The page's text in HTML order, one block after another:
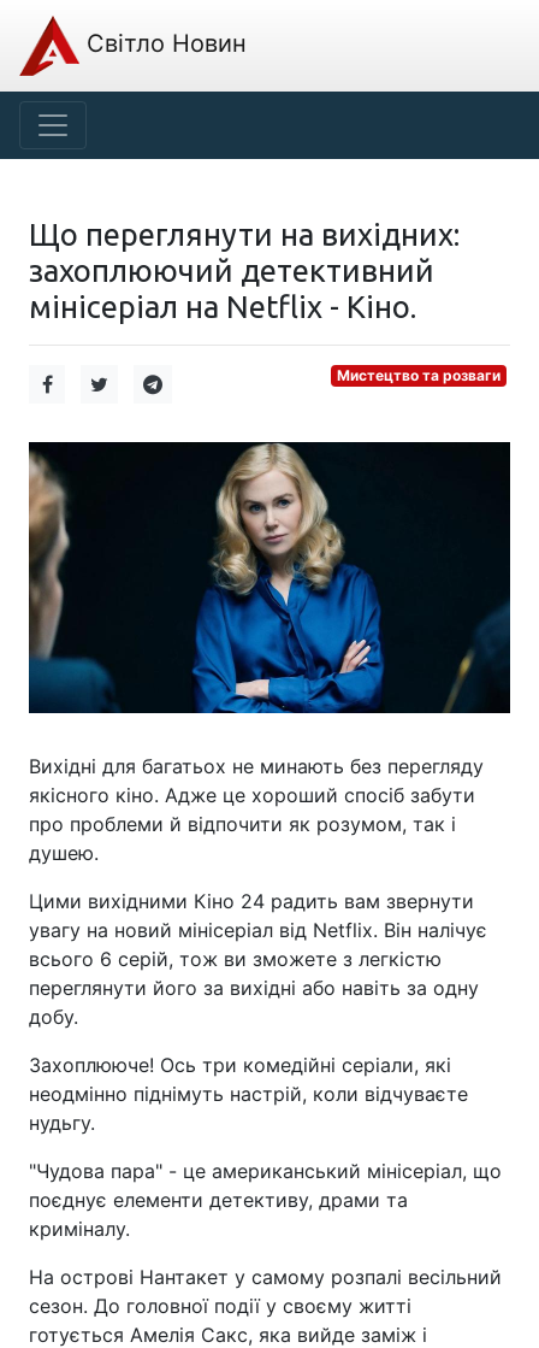
Світло Новин
Що переглянути на вихідних:
захоплюючий детективний
мінісеріал на Netflix - Кіно.
Мистецтво та розваги
Вихідні для багатьох не минають без перегляду
якісного кіно. Адже це хороший спосіб забути
про проблеми й відпочити як розумом, так і
душею.
Цими вихідними Кіно 24 радить вам звернути
увагу на новий мінісеріал від Netflix. Він налічує
всього 6 серій, тож ви зможете з легкістю
переглянути його за вихідні або навіть за одну
добу.
Захоплююче! Ось три комедійні серіали, які
неодмінно піднімуть настрій, коли відчуваєте
нудьгу.
"Чудова пара" - це американський мінісеріал, що
поєднує елементи детективу, драми та
криміналу.
На острові Нантакет у самому розпалі весільний
сезон. До головної події у своєму житті
готується Амелія Сакс, яка вийде заміж і